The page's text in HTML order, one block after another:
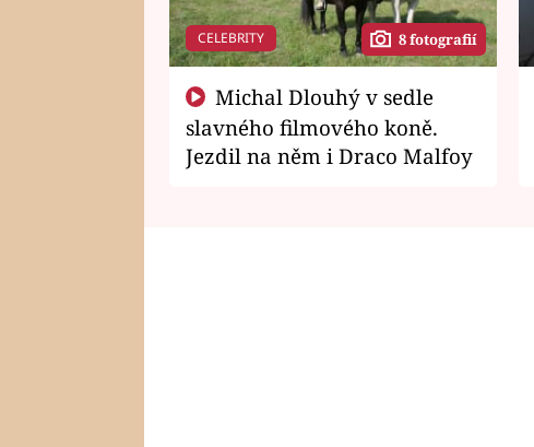
CELEBRITY 8 fotografií
slavného filmového koně.
Jezdil na něm i Draco Malfoy